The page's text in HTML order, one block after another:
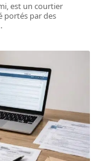
est un courtier
portés par des